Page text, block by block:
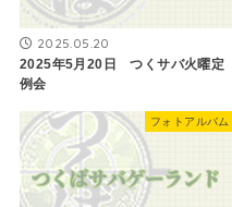
2025.05.20
2025年5月20日 つくサバ火曜定
例会
フォトアルバム